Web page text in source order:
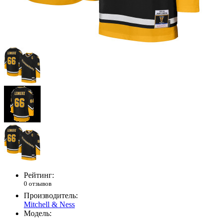
Рейтинг:
0 отзывов
Производитель:
Mitchell & Ness
Модель: